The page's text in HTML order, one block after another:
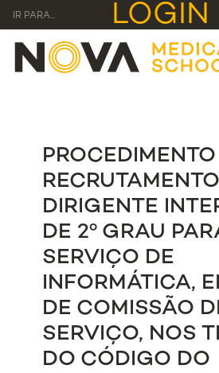
IR PARA... LOGIN
DIRIGENTE
DE 2º GRAU
SERVIÇO DE
INFORMÁTICA,
DE COMISSÃO
SERVIÇO, NOS
DO CÓDIGO DO